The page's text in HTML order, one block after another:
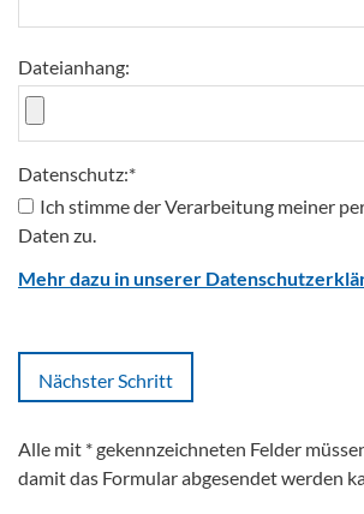
Dateianhang:
Datenschutz:*
Ich stimme der Verarbeitung meiner
Daten zu.
Mehr dazu in unserer
Alle mit *gekennzeichneten Felder
damit das Formular abgesendet werden